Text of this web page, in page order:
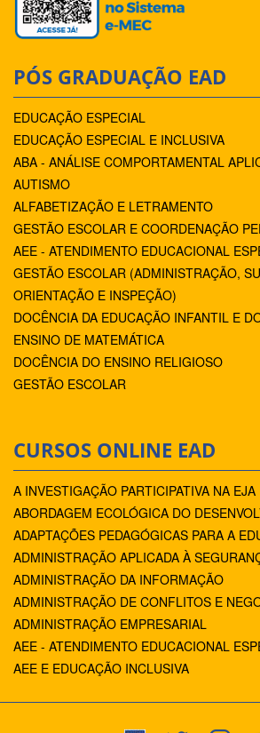
PÓS GRADUAÇÃO EAD
EDUCAÇÃO ESPECIAL
EDUCAÇÃO ESPECIAL E INCLUSIVA
ABA - ANÁLISE COMPORTAMENTAL
AUTISMO
ALFABETIZAÇÃO E LETRAMENTO
GESTÃO ESCOLAR E COORDENAÇÃO
AEE - ATENDIMENTO EDUCACIONAL
GESTÃO ESCOLAR (ADMINISTRAÇÃO,
ORIENTAÇÃO E INSPEÇÃO)
DOCÊNCIA DA EDUCAÇÃO INFANTIL E
ENSINO DE MATEMÁTICA
DOCÊNCIA DO ENSINO RELIGIOSO
GESTÃO ESCOLAR
CURSOS ONLINE EAD
A INVESTIGAÇÃO PARTICIPATIVA NA EJA
ABORDAGEM ECOLÓGICA DO
ADAPTAÇÕES PEDAGÓGICAS PARA A
ADMINISTRAÇÃO APLICADA À
ADMINISTRAÇÃO DA INFORMAÇÃO
ADMINISTRAÇÃO DE CONFLITOS E
ADMINISTRAÇÃO EMPRESARIAL
AEE - ATENDIMENTO EDUCACIONAL
AEE E EDUCAÇÃO INCLUSIVA